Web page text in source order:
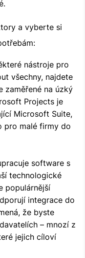
a vyberte si
nástroje pro
všechny, najdete
zaměřené na úzký
Projects je
Microsoft Suite,
pro malé firmy do
software s
technologické
populárnější
integrace do
že byste
– mnozí z
jejich cíloví